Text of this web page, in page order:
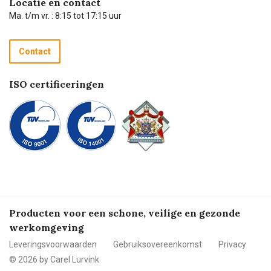
Technische dienst
Recycle programma
Betalen
Ma. t/m vr. : 8:15 tot 17:15 uur
Contact
ISO certificeringen
Producten voor een schone, veilige en gezonde
werkomgeving
Leveringsvoorwaarden Gebruiksovereenkomst
Privacy
© 2026 by Carel Lurvink